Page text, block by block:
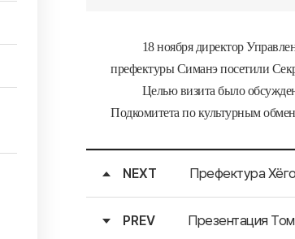
18 ноября директор
префектуры Симанэ посетили
Целью визита было
Подкомитета по культурным
NEXT
PREV Презентация